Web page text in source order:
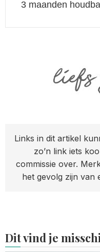
3 maanden
Links in dit artikel
zo’n link iets
commissie over.
het gevolg zijn van
Dit vind je